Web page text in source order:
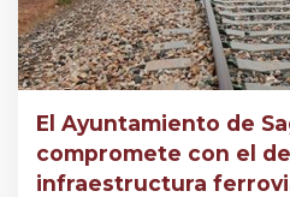
El Ayuntamiento de
compromete con el
infraestructura